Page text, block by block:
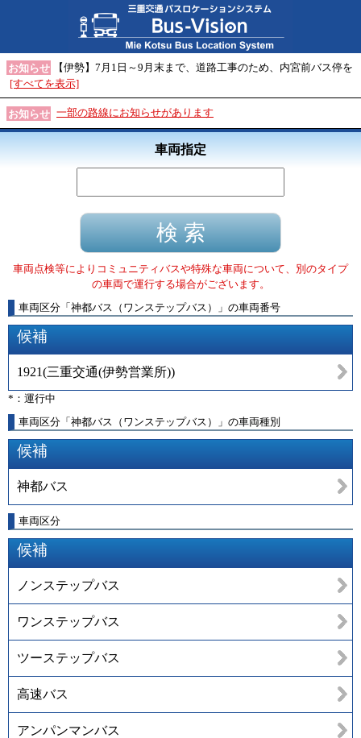
お知らせ
【伊勢】7月1日～9月末まで、道路工事のため、内宮前バス停を
[すべてを表示]
お知らせ 一部の路線にお知らせがあります
車両指定
車両点検等によりコミュニティバスや特殊な車両について、別のタイプ
の車両で運行する場合がございます。
車両区分 「 神都バス（ワンステップバス） 」 の車両番号
候補
1921(三重交通(伊勢営業所))
*：運行中
車両区分「神都バス（ワンステップバス）」の車両種別
候補
神都バス
車両区分
候補
ノンステップバス
ワンステップバス
ツーステップバス
高速バス
アンパンマンバス